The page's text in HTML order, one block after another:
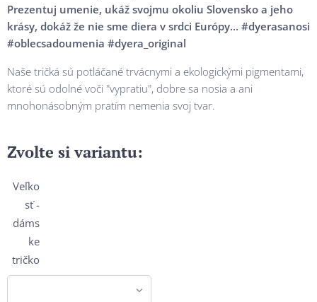
Prezentuj umenie, ukáž svojmu okoliu Slovensko a jeho
krásy, dokáž že nie sme diera v srdci Európy... #dyerasanosi
#oblecsadoumenia #dyera_original
Naše tričká sú potláčané trvácnymi a ekologickými pigmentami,
ktoré sú odolné voči "vypratiu", dobre sa nosia a ani
mnohonásobným pratím nemenia svoj tvar.
Zvolte si variantu:
Veľko
sť -
dáms
ke
tričko